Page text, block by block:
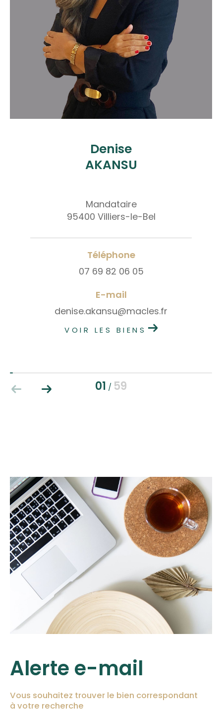
Denise
AKANSU
Mandataire
95400 Villiers-le-Bel
Téléphone
07 69 82 06 05
E-mail
denise.akansu@macles.fr
VOIR LES BIENS
01 / 59
Alerte e-mail
Vous souhaitez trouver le bien correspondant
à votre recherche